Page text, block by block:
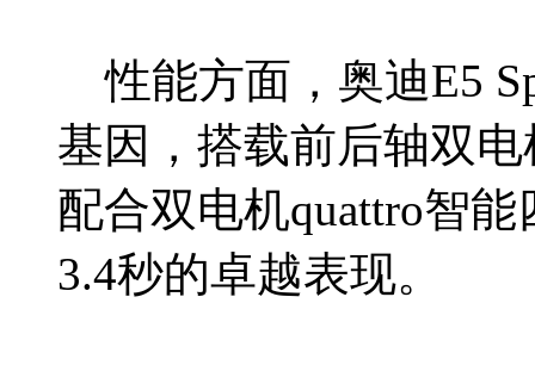
性能方面，奥迪E5
基因，搭载前后轴双
配合双电机quattro智
3.4秒的卓越表现。